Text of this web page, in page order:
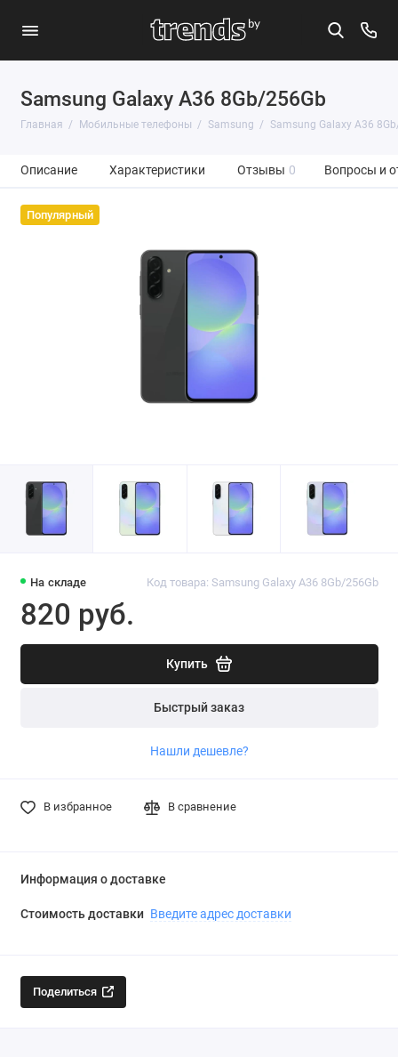
Samsung Galaxy A36 8Gb/256Gb
Главная Мобильные телефоны Samsung Samsung Galaxy A36
Описание Характеристики Отзывы 0 Вопросы и
Популярный
На складе Код товара: Samsung Galaxy A36 8Gb/256Gb
820 руб.
Купить
Быстрый заказ
Нашли дешевле?
В избранное В сравнение
Информация о доставке
Стоимость доставки Введите адрес доставки
Поделиться